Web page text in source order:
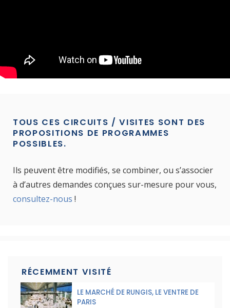
TOUS CES CIRCUITS / VISITES SONT DES
PROPOSITIONS DE PROGRAMMES
POSSIBLES.
Ils peuvent être modifiés, se combiner, ou s’associer
à d’autres demandes conçues sur-mesure pour vous,
consultez-nous !
RÉCEMMENT VISITÉ
LE MARCHÉ DE RUNGIS, LE VENTRE DE
PARIS